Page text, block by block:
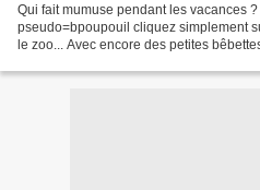
Qui fait mumuse pendant les vacances
pseudo=bpoupouil cliquez simplement
le zoo... Avec encore des petites bêbettes